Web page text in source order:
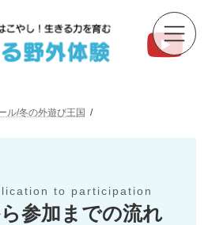
ル/冬の外遊び王国
to participation
参加までの流れ